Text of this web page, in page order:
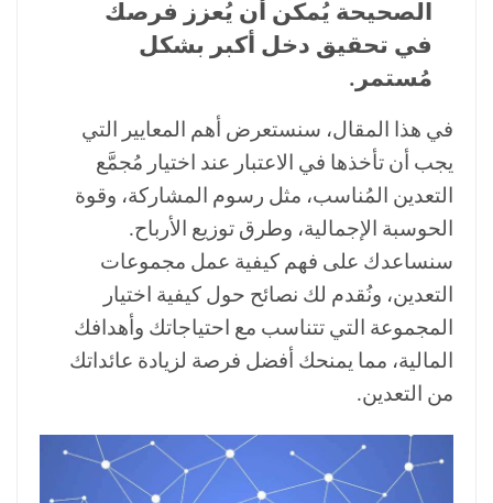
الصحيحة يُمكن أن يُعزز فرصك
في تحقيق دخل أكبر بشكل
مُستمر.
في هذا المقال، سنستعرض أهم المعايير التي
يجب أن تأخذها في الاعتبار عند اختيار مُجمَّع
التعدين المُناسب، مثل رسوم المشاركة، وقوة
الحوسبة الإجمالية، وطرق توزيع الأرباح.
سنساعدك على فهم كيفية عمل مجموعات
التعدين، ونُقدم لك نصائح حول كيفية اختيار
المجموعة التي تتناسب مع احتياجاتك وأهدافك
المالية، مما يمنحك أفضل فرصة لزيادة عائداتك
من التعدين.